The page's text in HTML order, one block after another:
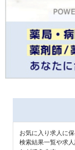
お気に入り求人に
検索結果一覧や求